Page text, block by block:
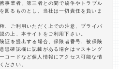
事業者、第三者との間で紛争やトラブル
図るものとし、当社は一切責任を負いま
、ご利用いただく上での注意、プライバ
の上、本サイトをご利用下さい。
証を提出する場合、保険者番号、被保険
思確認欄に記載がある場合はマスキング
コードなど個人情報にアクセス可能な情
ださい。